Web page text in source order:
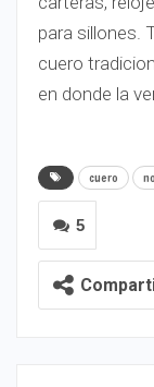
para sillones.
cuero
en donde la
cuero
5